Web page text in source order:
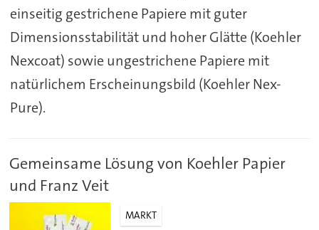
einseitig gestrichene Papiere mit guter
Dimensionsstabilität und hoher Glätte (Koehler
Nexcoat) sowie ungestrichene Papiere mit
natürlichem Erscheinungsbild (Koehler Nex-
Pure).
Gemeinsame Lösung von Koehler Papier
und Franz Veit
MARKT